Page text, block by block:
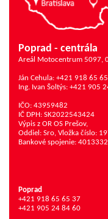
Poprad - centrála
Areál Motocentrum 5097,
Ján Cehula: +421 918 65
Ing. Ivan Šoltýs: +421 905
IČO: 43959482
IČ DPH: SK2022543424
Výpis z OR OS Prešov,
Oddiel: Sro, Vložka číslo:
Bankové spojenie:
Poprad
+421 918 65 65 37
+421 905 24 84 60